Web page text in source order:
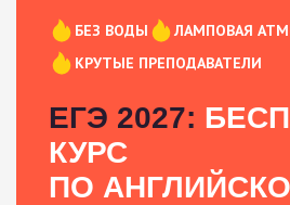
БЕЗ ВОДЫ
ЛАМПОВАЯ
КРУТЫЕ ПРЕПОДАВАТЕЛИ
ЕГЭ 2027:
КУРС
ПО